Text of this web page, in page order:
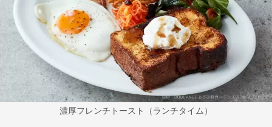
濃厚フレンチトースト（ランチタイム）